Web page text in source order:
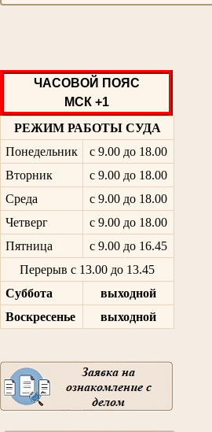
ЧАСОВОЙ ПОЯС
МСК +1
РЕЖИМ РАБОТЫ СУДА
Понедельник
с 9.00 до 18.00
Вторник
с 9.00 до 18.00
Среда
с 9.00 до 18.00
Четверг
с 9.00 до 18.00
Пятница
с 9.00 до 16.45
Перерыв с 13.00 до 13.45
Суббота
выходной
Воскресенье
выходной